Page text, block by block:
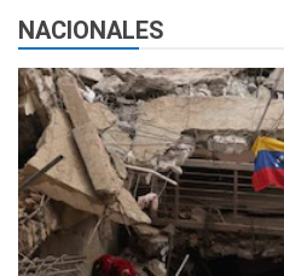
NACIONALES